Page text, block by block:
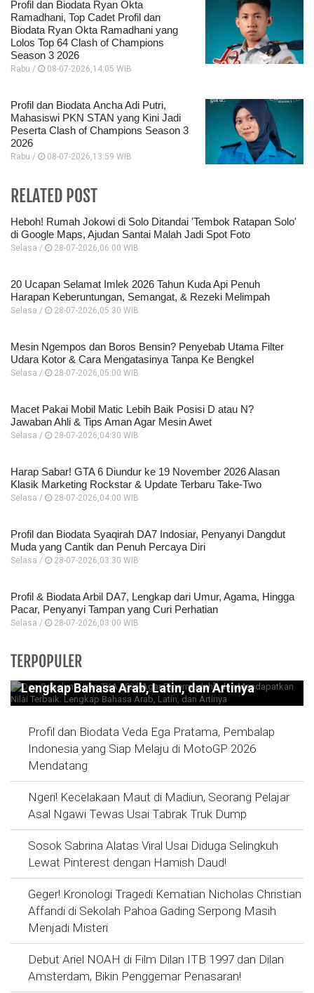
Profil dan Biodata Ryan Okta
Ramadhani, Top Cadet Profil dan
Biodata Ryan Okta Ramadhani yang
Lolos Top 64 Clash of Champions
Season 3 2026
Rabu / 08-07-2026,14:05 WIB
Profil dan Biodata Ancha Adi Putri,
Mahasiswi PKN STAN yang Kini Jadi
Peserta Clash of Champions Season 3
2026
Rabu / 08-07-2026,13:59 WIB
RELATED POST
Heboh! Rumah Jokowi di Solo Ditandai 'Tembok Ratapan Solo'
di Google Maps, Ajudan Santai Malah Jadi Spot Foto
Selasa / 28-07-2026,06:00 WIB
20 Ucapan Selamat Imlek 2026 Tahun Kuda Api Penuh
Harapan Keberuntungan, Semangat, & Rezeki Melimpah
Selasa / 28-07-2026,05:30 WIB
Mesin Ngempos dan Boros Bensin? Penyebab Utama Filter
Udara Kotor & Cara Mengatasinya Tanpa Ke Bengkel
Selasa / 28-07-2026,05:00 WIB
Macet Pakai Mobil Matic Lebih Baik Posisi D atau N?
Jawaban Ahli & Tips Aman Agar Mesin Awet
Selasa / 28-07-2026,04:30 WIB
Harap Sabar! GTA 6 Diundur ke 19 November 2026 Alasan
Klasik Marketing Rockstar & Update Terbaru Take-Two
Selasa / 28-07-2026,04:00 WIB
Profil dan Biodata Syaqirah DA7 Indosiar, Penyanyi Dangdut
Muda yang Cantik dan Penuh Percaya Diri
Selasa / 28-07-2026,03:30 WIB
Profil & Biodata Arbil DA7, Lengkap dari Umur, Agama, Hingga
Pacar, Penyanyi Tampan yang Curi Perhatian
Selasa / 28-07-2026,03:00 WIB
TERPOPULER
Doa Sebelum Ujian TKA 2026 Agar
Dipermudahh dan Mendapatkan Nilai Terbaik:
Lengkap Bahasa Arab, Latin, dan Artinya
Profil dan Biodata Veda Ega Pratama, Pembalap
Indonesia yang Siap Melaju di MotoGP 2026
Mendatang
Ngeri! Kecelakaan Maut di Madiun, Seorang Pelajar
Asal Ngawi Tewas Usai Tabrak Truk Dump
Sosok Sabrina Alatas Viral Usai Diduga Selingkuh
Lewat Pinterest dengan Hamish Daud!
Geger! Kronologi Tragedi Kematian Nicholas Christian
Affandi di Sekolah Pahoa Gading Serpong Masih
Menjadi Misteri
Debut Ariel NOAH di Film Dilan ITB 1997 dan Dilan
Amsterdam, Bikin Penggemar Penasaran!